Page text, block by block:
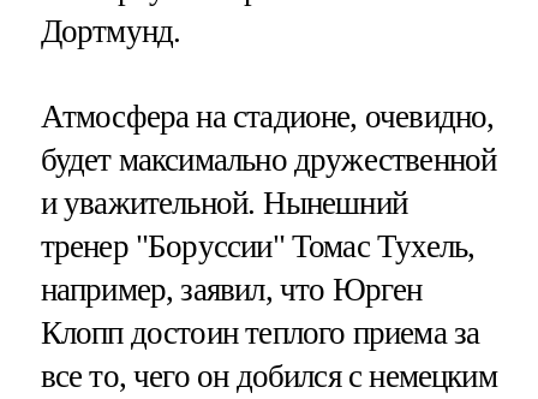
Дортмунд.
Атмосфера на стадионе, очевидно,
будет максимально дружественной
и уважительной. Нынешний
тренер "Боруссии" Томас Тухель,
например, заявил, что Юрген
Клопп достоин теплого приема за
все то, чего он добился с немецким